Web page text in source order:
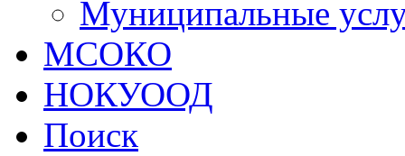
Муниципальные
МСОКО
НОКУООД
Поиск